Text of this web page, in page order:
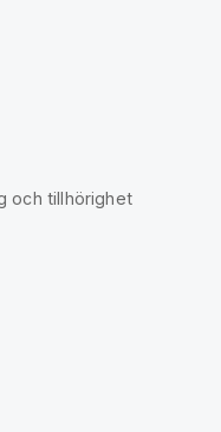
och tillhörighet